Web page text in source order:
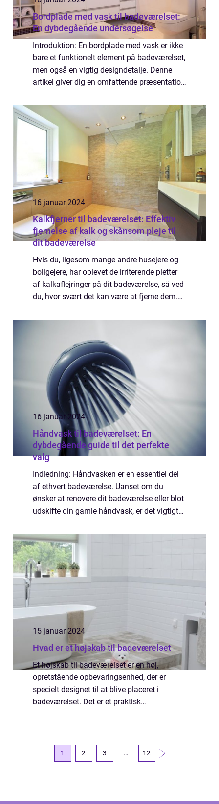
Bordplade med vask til badeværelset:
En dybdegående undersøgelse
Introduktion: En bordplade med vask er ikke
bare et funktionelt element på badeværelset,
men også en vigtig designdetalje. Denne
artikel giver dig en omfattende præsentation
giver dig vigtig information, du h...
16 januar 2024
Kalkfjerner til badeværelset: Effektiv
fjernelse af kalk og skånsom pleje til
dit badeværelse
Hvis du, ligesom mange andre husejere og
boligejere, har oplevet de irriterende pletter
af kalkaflejringer på dit badeværelse, så ved
du, hvor svært det kan være at fjerne dem.
dette problem – kalkfje...
16 januar 2024
Håndvask til badeværelset: En
dybdegående guide til det perfekte
valg
Indledning: Håndvasken er en essentiel del
af ethvert badeværelse. Uanset om du
ønsker at renovere dit badeværelse eller blot
udskifte din gamle håndvask, er det vigtigt
af den rette håndvask. Denne a...
15 januar 2024
Hvad er et højskab til badeværelset
Et højskab til badeværelset er en høj,
opretstående opbevaringsenhed, der er
specielt designet til at blive placeret i
badeværelset. Det er et praktisk
1 2 3 … 12